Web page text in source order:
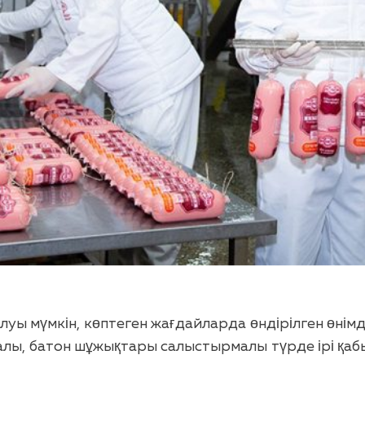
мүмкін, көптеген жағдайларда өндірілген
батон шұжықтары салыстырмалы түрде ірі